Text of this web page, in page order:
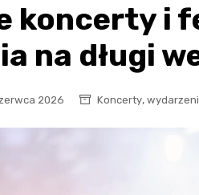
Wszystkie wpisy
we Wrocławiu
Co warto
Wrocławiu?
koncerty i
na długi
2026 Koncerty,